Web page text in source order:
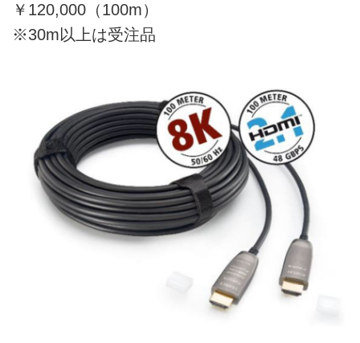
￥120,000（100m）
※30m以上は受注品